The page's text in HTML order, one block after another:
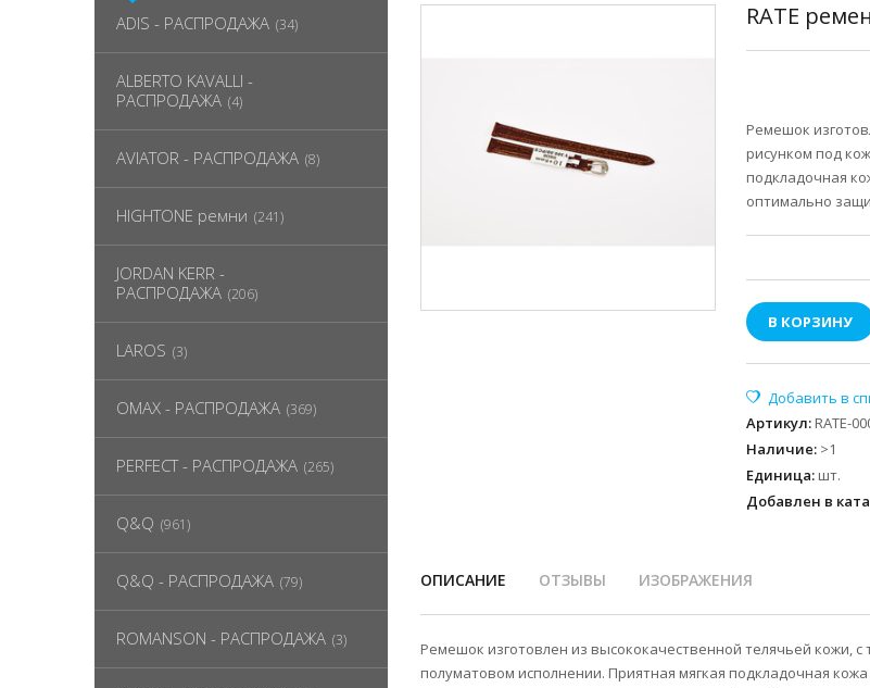
RATE
Ремешок
рисунком под
подкладочная
оптимально
В КОРЗИНУ
Артикул: RATE-
Наличие: >1
Единица: шт.
Добавлен в
ОПИСАНИЕ ОТЗЫВЫ ИЗОБРАЖЕНИЯ
Ремешок изготовлен из высококачественной телячьей кожи,
полуматовом исполнении. Приятная мягкая подкладочная
ADIS - РАСПРОДАЖА (34)
ALBERTO KAVALLI -
РАСПРОДАЖА (4)
AVIATOR - РАСПРОДАЖА (8)
HIGHTONE ремни (241)
JORDAN KERR -
РАСПРОДАЖА (206)
LAROS (3)
OMAX - РАСПРОДАЖА (369)
PERFECT - РАСПРОДАЖА (265)
Q&Q (961)
Q&Q - РАСПРОДАЖА (79)
ROMANSON - РАСПРОДАЖА (3)